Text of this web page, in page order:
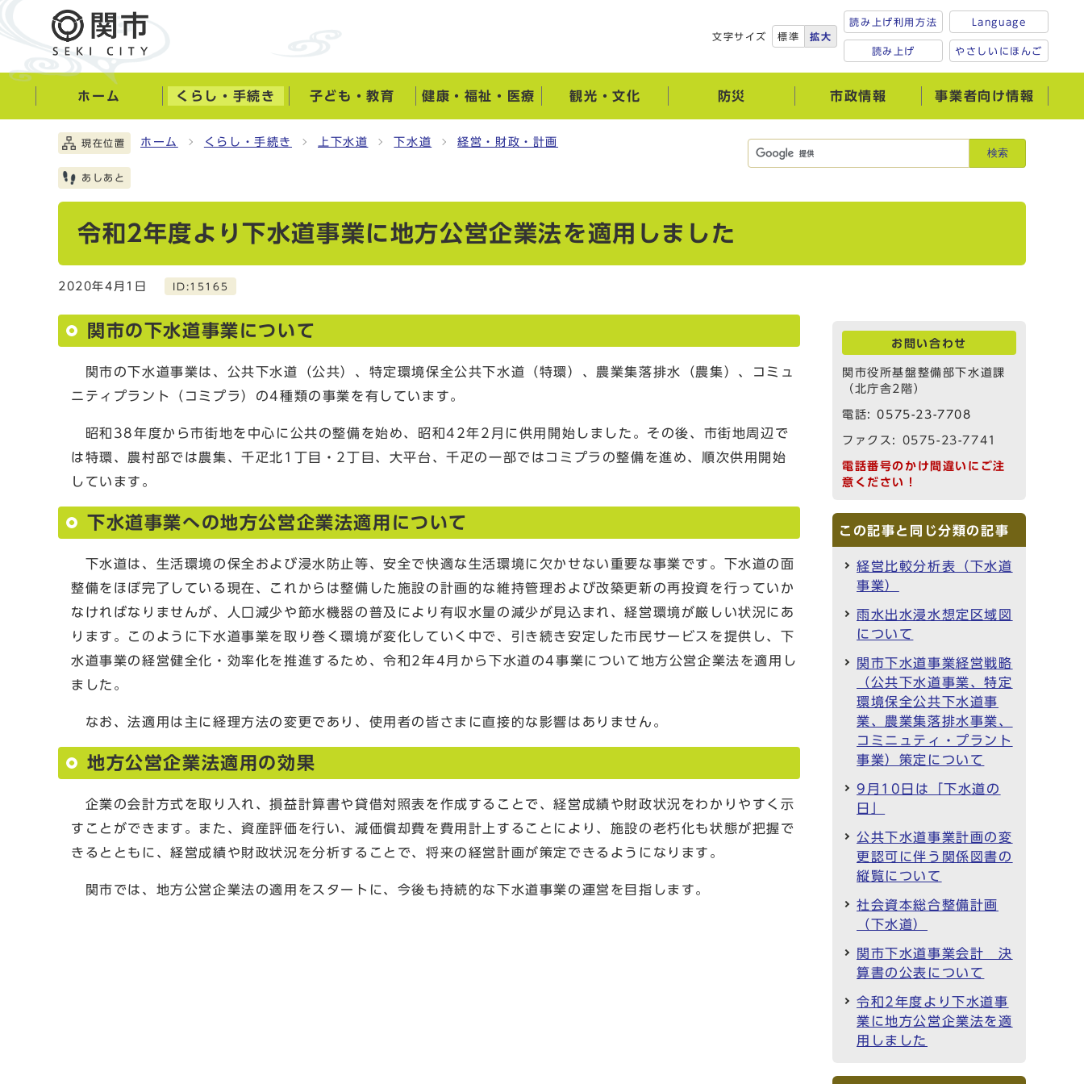
文字サイズ 標準 拡大
読み上げ利用方法
読み上げ
Language
やさしいにほんご
ホーム くらし・手続き 子ども・教育 健康・福祉・医療 観光・文化 防災 市政情報 事業者向け情報
検索
現在位置 ホーム くらし・手続き 上下水道 下水道 経営・財政・計画
あしあと
令和2年度より下水道事業に地方公営企業法を適用しました
2020年4月1日 ID:15165
関市の下水道事業について
関市の下水道事業は、公共下水道（公共）、特定環境保全公共下水道（特環）、農業集落排水（農集）、コミュ
ニティプラント（コミプラ）の4種類の事業を有しています。
昭和38年度から市街地を中心に公共の整備を始め、昭和42年2月に供用開始しました。その後、市街地周辺で
は特環、農村部では農集、千疋北1丁目・2丁目、大平台、千疋の一部ではコミプラの整備を進め、順次供用開始
しています。
下水道事業への地方公営企業法適用について
下水道は、生活環境の保全および浸水防止等、安全で快適な生活環境に欠かせない重要な事業です。下水道の面
整備をほぼ完了している現在、これからは整備した施設の計画的な維持管理および改築更新の再投資を行っていか
なければなりませんが、人口減少や節水機器の普及により有収水量の減少が見込まれ、経営環境が厳しい状況にあ
ります。このように下水道事業を取り巻く環境が変化していく中で、引き続き安定した市民サービスを提供し、下
水道事業の経営健全化・効率化を推進するため、令和2年4月から下水道の4事業について地方公営企業法を適用し
ました。
なお、法適用は主に経理方法の変更であり、使用者の皆さまに直接的な影響はありません。
地方公営企業法適用の効果
企業の会計方式を取り入れ、損益計算書や貸借対照表を作成することで、経営成績や財政状況をわかりやすく示
すことができます。また、資産評価を行い、減価償却費を費用計上することにより、施設の老朽化も状態が把握で
きるとともに、経営成績や財政状況を分析することで、将来の経営計画が策定できるようになります。
関市では、地方公営企業法の適用をスタートに、今後も持続的な下水道事業の運営を目指します。
お問い合わせ
関市役所基盤整備部下水道課
（北庁舎2階）
電話:0575-23-7708
ファクス: 0575-23-7741
電話番号のかけ間違いにご注
意ください！
この記事と同じ分類の記事
経営比較分析表（下水道
事業）
雨水出水浸水想定区域図
について
関市下水道事業経営戦略
（公共下水道事業、特定
環境保全公共下水道事
業、農業集落排水事業、
コミニュティ・プラント
事業）策定について
9月10日は「下水道の
日」
公共下水道事業計画の変
更認可に伴う関係図書の
縦覧について
社会資本総合整備計画
（下水道）
関市下水道事業会計 決
算書の公表について
令和2年度より下水道事
業に地方公営企業法を適
用しました